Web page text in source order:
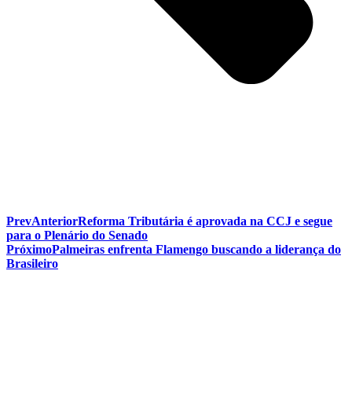
PrevAnteriorReforma Tributária é aprovada na CCJ e segue
para o Plenário do Senado
PróximoPalmeiras enfrenta Flamengo buscando a liderança do
Brasileiro